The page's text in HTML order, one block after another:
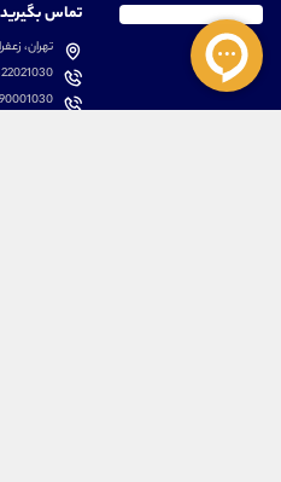
تماس بگیرید
تهران،
90001030